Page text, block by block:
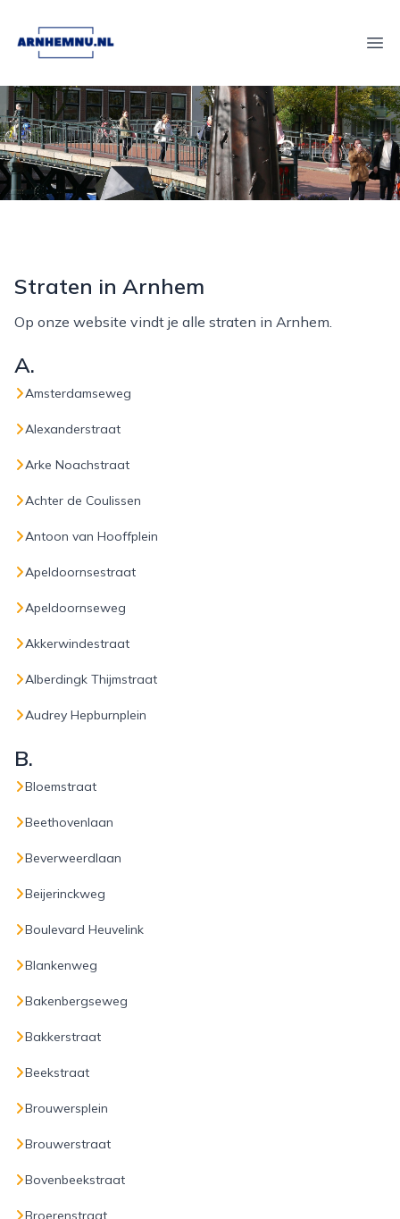
arnhemnu.nl
Straten in Arnhem
Op onze website vindt je alle straten in Arnhem.
A.
Amsterdamseweg
Alexanderstraat
Arke Noachstraat
Achter de Coulissen
Antoon van Hooffplein
Apeldoornsestraat
Apeldoornseweg
Akkerwindestraat
Alberdingk Thijmstraat
Audrey Hepburnplein
B.
Bloemstraat
Beethovenlaan
Beverweerdlaan
Beijerinckweg
Boulevard Heuvelink
Blankenweg
Bakenbergseweg
Bakkerstraat
Beekstraat
Brouwersplein
Brouwerstraat
Bovenbeekstraat
Broerenstraat